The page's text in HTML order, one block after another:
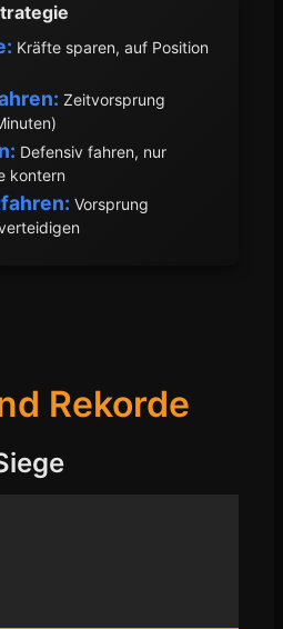
Kräfte sparen, auf Position
Zeitvorsprung
Defensiv fahren, nur
kontern
Vorsprung
Rekorde